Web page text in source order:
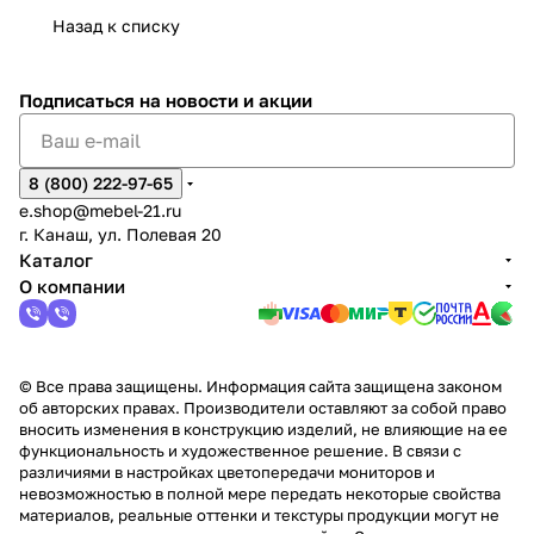
2
Назад к списку
Подписаться на новости и акции
8 (800) 222-97-65
e.shop@mebel-21.ru
г. Канаш, ул. Полевая 20
Каталог
О компании
© Все права защищены. Информация сайта защищена законом
об авторских правах. Производители оставляют за собой право
вносить изменения в конструкцию изделий, не влияющие на ее
функциональность и художественное решение. В связи с
различиями в настройках цветопередачи мониторов и
невозможностью в полной мере передать некоторые свойства
материалов, реальные оттенки и текстуры продукции могут не